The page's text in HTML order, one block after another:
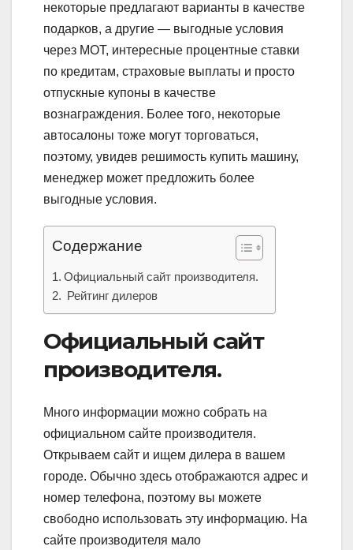
некоторые предлагают варианты в качестве
подарков, а другие — выгодные условия
через MOT, интересные процентные ставки
по кредитам, страховые выплаты и просто
отпускные купоны в качестве
вознаграждения. Более того, некоторые
автосалоны тоже могут торговаться,
поэтому, увидев решимость купить машину,
менеджер может предложить более
выгодные условия.
Содержание
Официальный сайт производителя.
Рейтинг дилеров
Официальный сайт
производителя.
Много информации можно собрать на
официальном сайте производителя.
Открываем сайт и ищем дилера в вашем
городе. Обычно здесь отображаются адрес и
номер телефона, поэтому вы можете
свободно использовать эту информацию. На
сайте производителя мало